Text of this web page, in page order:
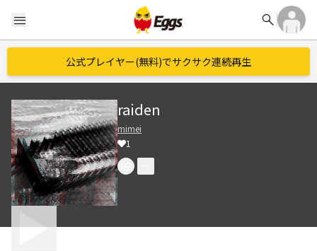
menu search
公式プレイヤー(無料)でサクサク連続再生
raiden
mimei
1